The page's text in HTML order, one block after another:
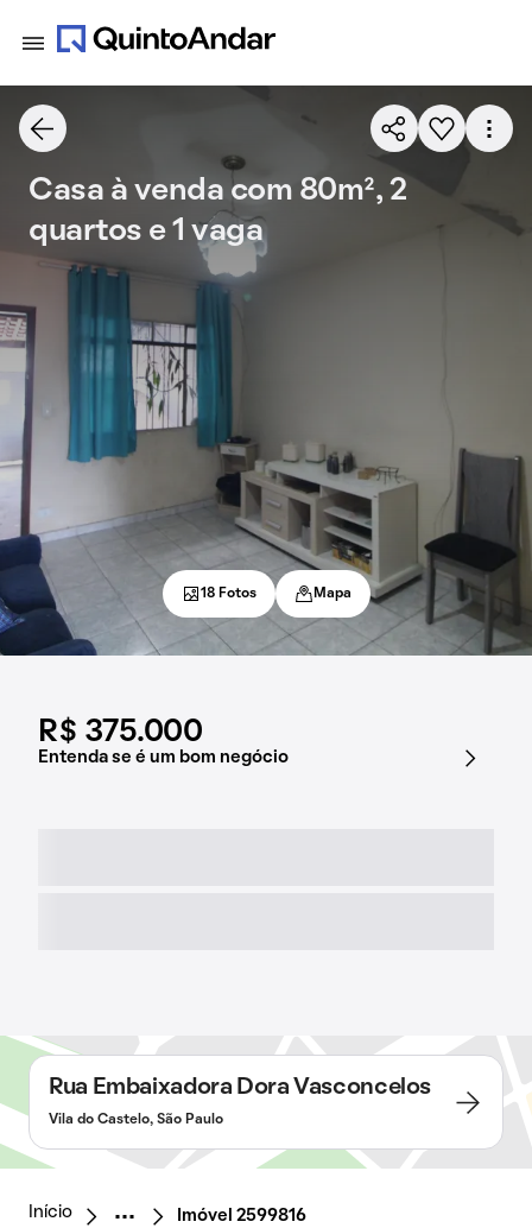
R$ 375.000
Entenda se é um bom negócio
Casa à venda com 80m², 2
quartos e 1 vaga
18 Fotos Mapa
Rua Embaixadora Dora Vasconcelos
Vila do Castelo, São Paulo
Início Imóvel 2599816